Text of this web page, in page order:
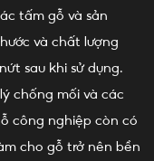
tấm gỗ và sản
và chất lượng
sau khi sử dụng.
chống mối và các
công nghiệp còn có
cho gỗ trở nên bền